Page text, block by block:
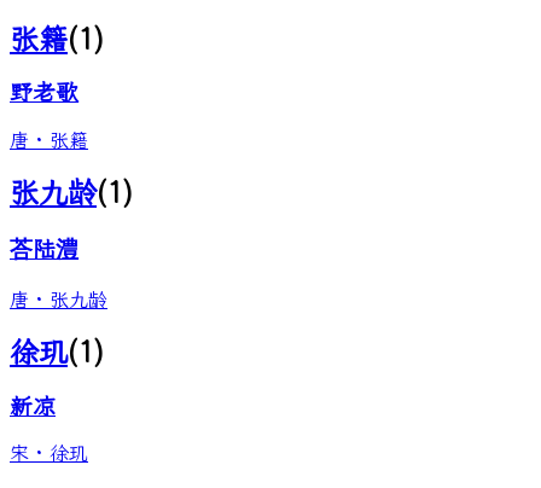
张籍(1)
野老歌
唐 · 张籍
张九龄(1)
荅陆澧
唐 · 张九龄
徐玑(1)
新凉
宋 · 徐玑